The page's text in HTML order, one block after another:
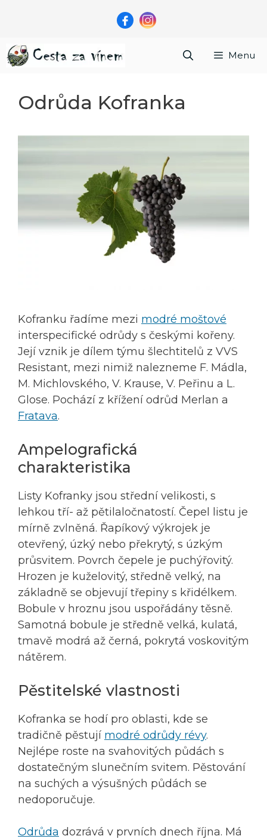
Menu
Odrůda Kofranka
Kofranku řadíme mezi modré moštové
interspecifické odrůdy s českými kořeny.
Její vznik je dílem týmu šlechtitelů z VVS
Resistant, mezi nimiž nalezneme F. Mádla,
M. Michlovského, V. Krause, V. Peřinu a L.
Glose. Pochází z křížení odrůd Merlan a
Fratava.
Ampelografická
charakteristika
Listy Kofranky jsou střední velikosti, s
lehkou tří- až pětilaločnatostí. Čepel listu je
mírně zvlněná. Řapíkový výkrojek je
otevřený, úzký nebo překrytý, s úzkým
průsvitem. Povrch čepele je puchýřovitý.
Hrozen je kuželovitý, středně velký, na
základně se objevují třepiny s křidélkem.
Bobule v hroznu jsou uspořádány těsně.
Samotná bobule je středně velká, kulatá,
tmavě modrá až černá, pokrytá voskovitým
nátěrem.
Pěstitelské vlastnosti
Kofranka se hodí pro oblasti, kde se
tradičně pěstují modré odrůdy révy.
Nejlépe roste na svahovitých půdách s
dostatečným slunečním svitem. Pěstování
na suchých a výsušných půdách se
nedoporučuje.
Odrůda dozrává v prvních dnech října. Má